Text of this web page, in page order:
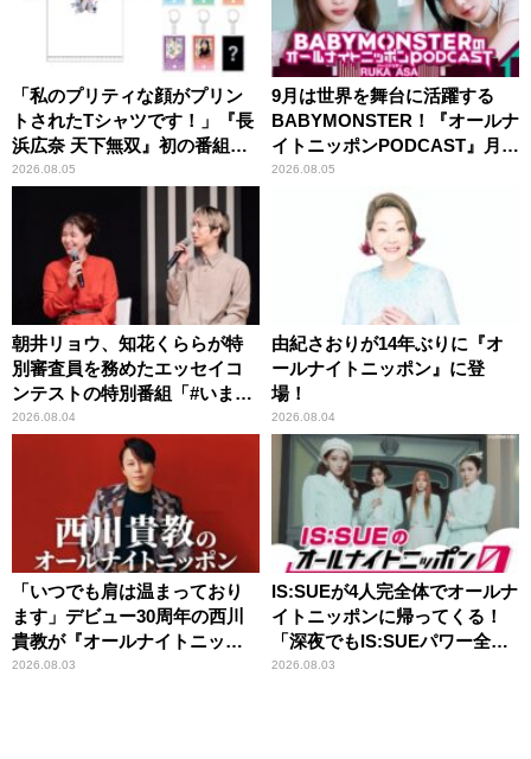
「私のプリティな顔がプリン
トされたTシャツです！」『長
浜広奈 天下無双』初の番組グ
ッズ発売
2026.08.05
9月は世界を舞台に活躍する
BABYMONSTER！『オールナ
イトニッポンPODCAST』月替
わりパーソナリティ
2026.08.05
朝井リョウ、知花くららが特
別審査員を務めたエッセイコ
ンテストの特別番組「#いまあ
なたに伝えたいこと」
2026.08.04
由紀さおりが14年ぶりに『オ
ールナイトニッポン』に登
場！
2026.08.04
「いつでも肩は温まっており
ます」デビュー30周年の西川
貴教が『オールナイトニッポ
ン』に登場！
2026.08.03
IS:SUEが4人完全体でオールナ
イトニッポンに帰ってくる！
「深夜でもIS:SUEパワー全開
でいきたいと思います」
2026.08.03